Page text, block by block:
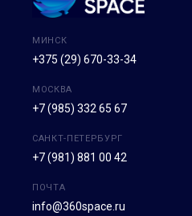
МИНСК
+375 (29) 670-33-34
МОСКВА
+7 (985) 332 65 67
САНКТ-ПЕТЕРБУРГ
+7 (981) 881 00 42
ПОЧТА
info@360space.ru